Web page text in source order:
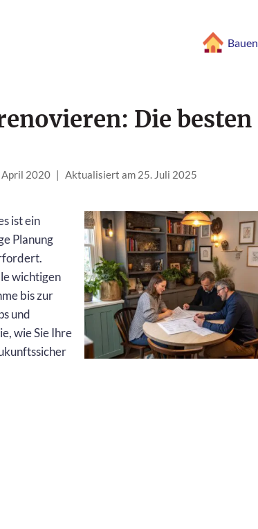
Bauen
Die besten
2020 | Aktualisiert am 25. Juli 2025
ist ein
Planung
wichtigen
bis zur
und
wie Sie Ihre